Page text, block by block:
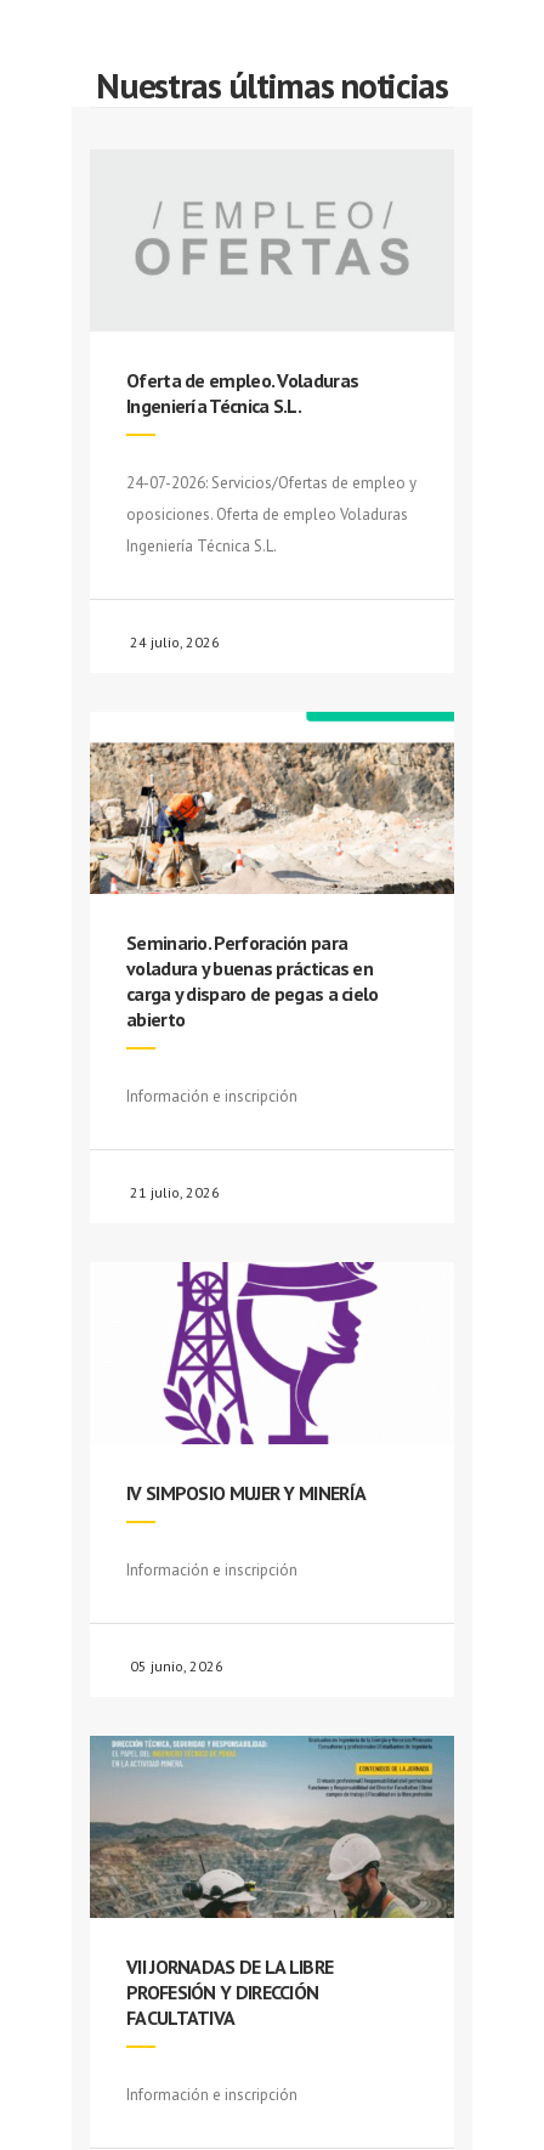
Nuestras últimas noticias
Oferta de empleo. Voladuras
Ingeniería Técnica S.L.
24-07-2026: Servicios/Ofertas de empleo y
oposiciones. Oferta de empleo Voladuras
Ingeniería Técnica S.L.
24 julio, 2026
Seminario. Perforación para
voladura y buenas prácticas en
carga y disparo de pegas a cielo
abierto
Información e inscripción
21 julio, 2026
IV SIMPOSIO MUJER Y MINERÍA
Información e inscripción
05 junio, 2026
VII JORNADAS DE LA LIBRE
PROFESIÓN Y DIRECCIÓN
FACULTATIVA
Información e inscripción